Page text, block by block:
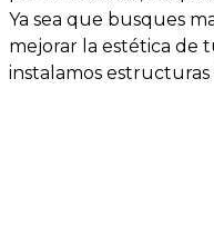
Ya sea que busques
mejorar la estética de
instalamos